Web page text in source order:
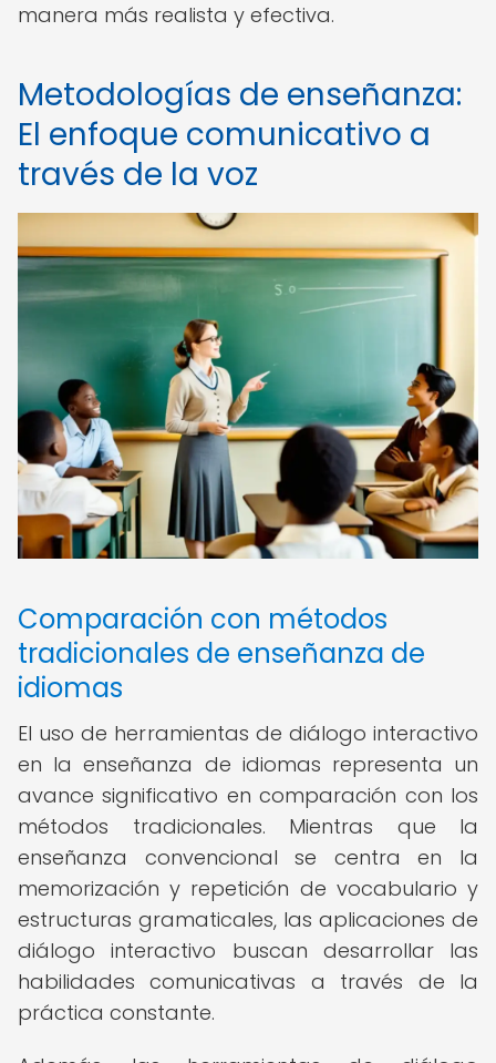
manera más realista y efectiva.
Metodologías de enseñanza:
El enfoque comunicativo a
través de la voz
Comparación con métodos
tradicionales de enseñanza de
idiomas
El uso de herramientas de diálogo interactivo
en la enseñanza de idiomas representa un
avance significativo en comparación con los
métodos tradicionales. Mientras que la
enseñanza convencional se centra en la
memorización y repetición de vocabulario y
estructuras gramaticales, las aplicaciones de
diálogo interactivo buscan desarrollar las
habilidades comunicativas a través de la
práctica constante.